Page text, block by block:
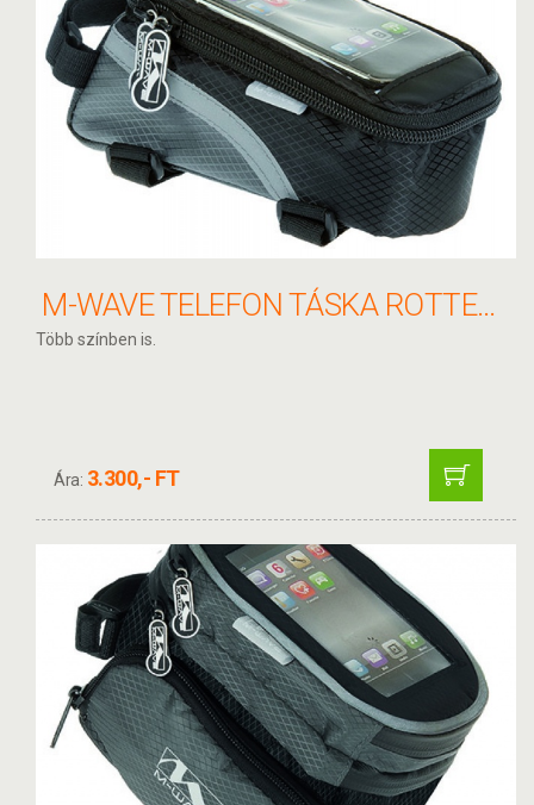
M-WAVE TELEFON TÁSKA ROTTERDAM TOP
Több színben is.
Ára: 3.300,- FT